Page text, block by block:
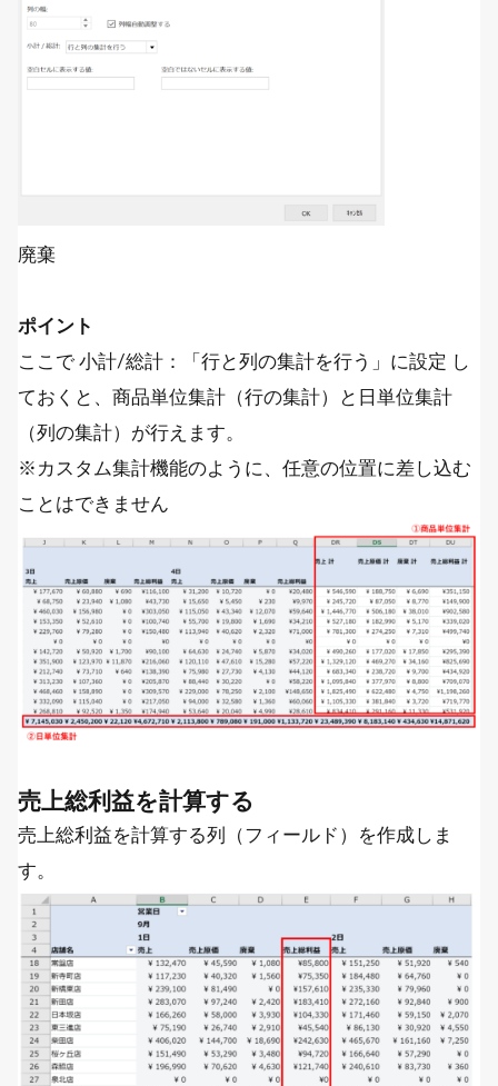
廃棄
ポイント
ここで 小計/総計：「行と列の集計を行う」に設定 し
ておくと、商品単位集計（行の集計）と日単位集計
（列の集計）が行えます。
※カスタム集計機能のように、任意の位置に差し込む
ことはできません
売上総利益を計算する
売上総利益を計算する列（フィールド）を作成しま
す。